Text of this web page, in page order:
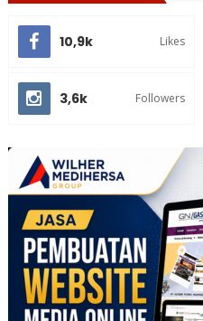
10,9k Likes
3,6k Followers